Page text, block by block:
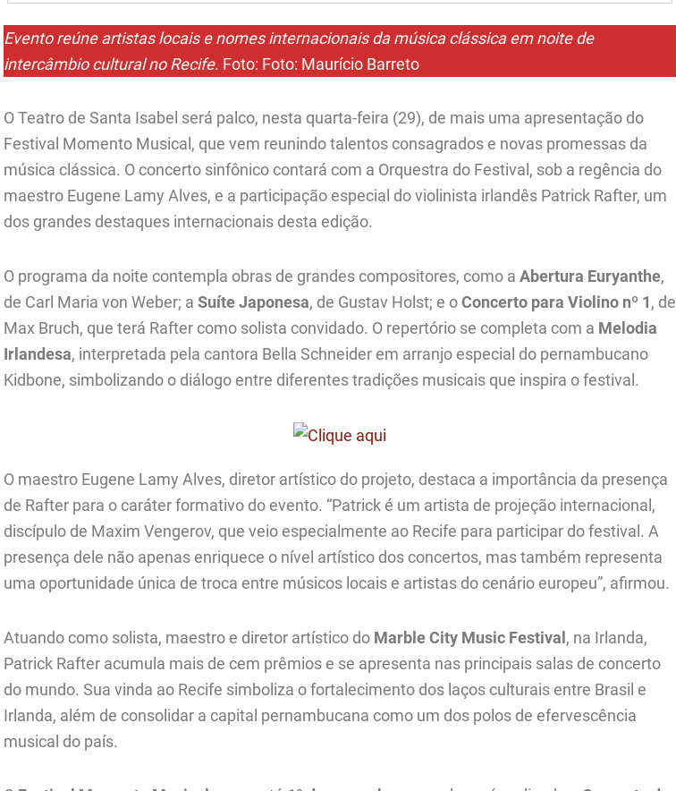
Evento reúne artistas locais e nomes internacionais da música clássica em noite de
intercâmbio cultural no Recife. Foto: Foto: Maurício Barreto
O Teatro de Santa Isabel será palco, nesta quarta-feira (29), de mais uma apresentação do
Festival Momento Musical, que vem reunindo talentos consagrados e novas promessas da
música clássica. O concerto sinfônico contará com a Orquestra do Festival, sob a regência do
maestro Eugene Lamy Alves, e a participação especial do violinista irlandês Patrick Rafter, um
dos grandes destaques internacionais desta edição.
O programa da noite contempla obras de grandes compositores, como a Abertura Euryanthe,
de Carl Maria von Weber; a Suíte Japonesa, de Gustav Holst; e oConcerto para Violino nº 1, de
Max Bruch, que terá Rafter como solista convidado. O repertório se completa com a Melodia
Irlandesa, interpretada pela cantora Bella Schneider em arranjo especial do pernambucano
Kidbone, simbolizando o diálogo entre diferentes tradições musicais que inspira o festival.
O maestro Eugene Lamy Alves, diretor artístico do projeto, destaca a importância da presença
de Rafter para o caráter formativo do evento. “Patrick é um artista de projeção internacional,
discípulo de Maxim Vengerov, que veio especialmente ao Recife para participar do festival. A
presença dele não apenas enriquece o nível artístico dos concertos, mas também representa
uma oportunidade única de troca entre músicos locais e artistas do cenário europeu”, afirmou.
Atuando como solista, maestro e diretor artístico do Marble City Music Festival, na Irlanda,
Patrick Rafter acumula mais de cem prêmios e se apresenta nas principais salas de concerto
do mundo. Sua vinda ao Recife simboliza o fortalecimento dos laços culturais entre Brasil e
Irlanda, além de consolidar a capital pernambucana como um dos polos de efervescência
musical do país.